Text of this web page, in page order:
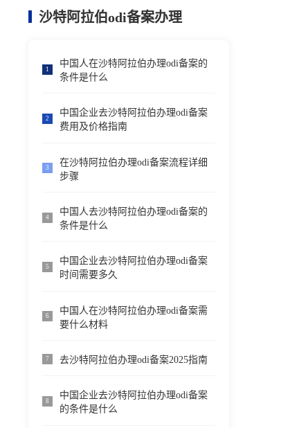
沙特阿拉伯odi备案办理
1
中国人在沙特阿拉伯办理odi备案的
条件是什么
2
中国企业去沙特阿拉伯办理odi备案
费用及价格指南
3
在沙特阿拉伯办理odi备案流程详细
步骤
4
中国人去沙特阿拉伯办理odi备案的
条件是什么
5
中国企业去沙特阿拉伯办理odi备案
时间需要多久
6
中国人在沙特阿拉伯办理odi备案需
要什么材料
7 去沙特阿拉伯办理odi备案2025指南
8
中国企业去沙特阿拉伯办理odi备案
的条件是什么